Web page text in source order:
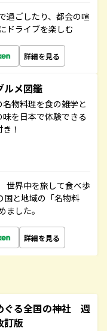
過ごしたり、都会の喧
ドライブを楽しむ
詳細を見る
メ図鑑
物料理を食の雑学と
を日本で体験できる
！
世界中を旅して食べ歩
国と地域の「名物料
した。
詳細を見る
ぐる全国の神社 週
版